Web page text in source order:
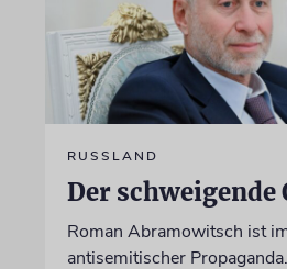
RUSSLAND
Der schweigende
Roman Abramowitsch ist
antisemitischer